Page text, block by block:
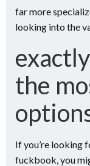
far more
looking into the
the
If you’re looking
fuckbook, you